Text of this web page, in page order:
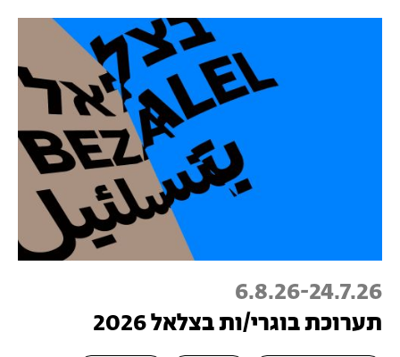
24.7.26
-
6.8.26
תערוכת בוגרי/ות בצלאל 2026